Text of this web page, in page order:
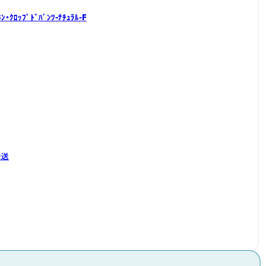
・ｸﾛｯﾌﾟﾄﾞﾊﾟﾝﾂ-ﾅﾁｭﾗﾙ-F